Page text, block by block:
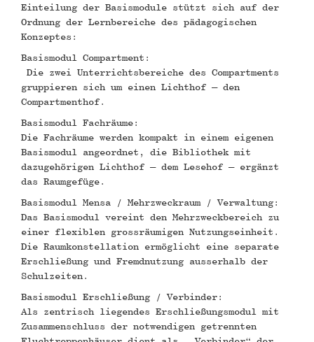
Einteilung der Basismodule stützt sich auf der
Ordnung der Lernbereiche des pädagogischen
Konzeptes:
Basismodul Compartment:
Die zwei Unterrichtsbereiche des Compartments
gruppieren sich um einen Lichthof – den
Compartmenthof.
Basismodul Fachräume:
Die Fachräume werden kompakt in einem eigenen
Basismodul angeordnet, die Bibliothek mit
dazugehörigen Lichthof – dem Lesehof – ergänzt
das Raumgefüge.
Basismodul Mensa / Mehrzweckraum / Verwaltung:
Das Basismodul vereint den Mehrzweckbereich zu
einer flexiblen grossräumigen Nutzungseinheit.
Die Raumkonstellation ermöglicht eine separate
Erschließung und Fremdnutzung ausserhalb der
Schulzeiten.
Basismodul Erschließung / Verbinder:
Als zentrisch liegendes Erschließungsmodul mit
Zusammenschluss der notwendigen getrennten